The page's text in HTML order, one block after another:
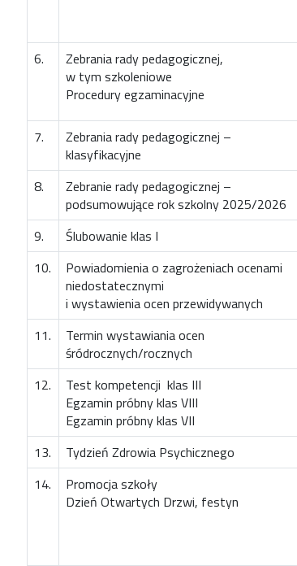
6.
Zebrania rady pedagogicznej,
w tym szkoleniowe
Procedury egzaminacyjne
7.
Zebrania rady pedagogicznej –
klasyfikacyjne
8.
Zebranie rady pedagogicznej –
podsumowujące rok szkolny 2025/2026
9. Ślubowanie klas I
10.
Powiadomienia o zagrożeniach ocenami
niedostatecznymi
i wystawienia ocen przewidywanych
11.
Termin wystawiania ocen
śródrocznych/rocznych
12.
Test kompetencji klas III
Egzamin próbny klas VIII
Egzamin próbny klas VII
13.
Tydzień Zdrowia Psychicznego
14.
Promocja szkoły
Dzień Otwartych Drzwi, festyn